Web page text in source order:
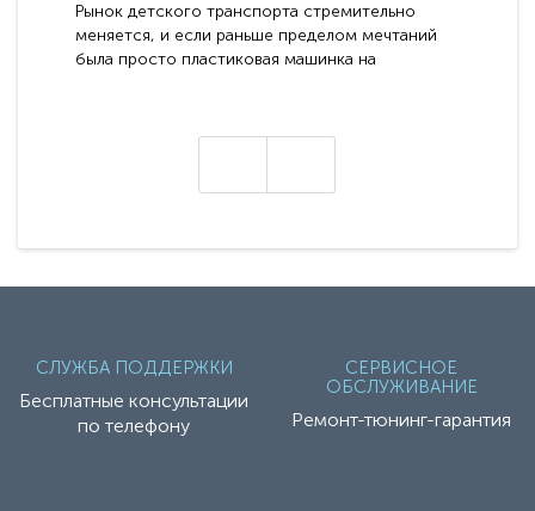
Рынок детского транспорта стремительно
меняется, и если раньше пределом мечтаний
была просто пластиковая машинка на
СЛУЖБА ПОДДЕРЖКИ
Бесплатные консультации
по телефону
СЕРВИСНОЕ
ОБСЛУЖИВАНИЕ
Ремонт-тюнинг-гарантия